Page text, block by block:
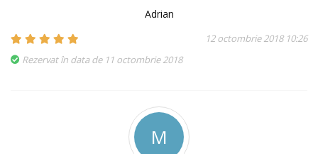
Adrian
12 octombrie 2018 10:26
Rezervat în data de 11 octombrie 2018
M